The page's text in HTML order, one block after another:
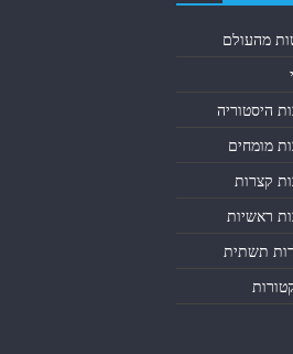
מהעולם
היסטוריה
מומחים
קצרות
ראשיות
תשתית